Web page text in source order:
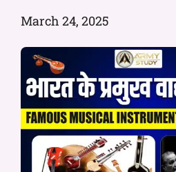
March 24, 2025